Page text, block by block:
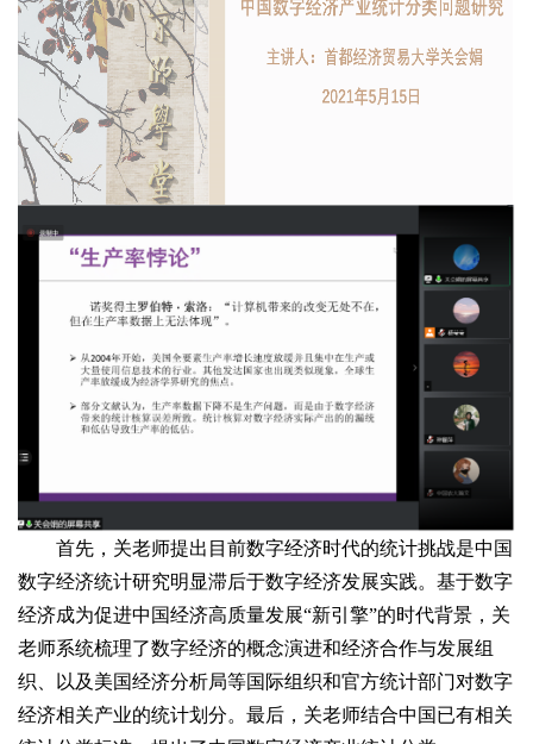
首先，关老师提出目前数字经济时代的统计挑战是中国
数字经济统计研究明显滞后于数字经济发展实践。基于数字
经济成为促进中国经济高质量发展“新引擎”的时代背景，关
老师系统梳理了数字经济的概念演进和经济合作与发展组
织、以及美国经济分析局等国际组织和官方统计部门对数字
经济相关产业的统计划分。最后，关老师结合中国已有相关